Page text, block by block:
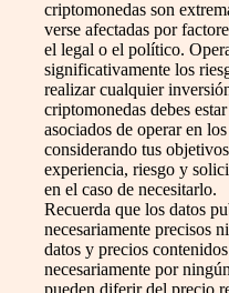
criptomonedas son
verse afectadas por
el legal o el político.
significativamente los
realizar cualquier
criptomonedas debes
asociados de operar en
considerando tus
experiencia, riesgo y
en el caso de necesitarlo.
Recuerda que los datos
necesariamente precisos
datos y precios
necesariamente por